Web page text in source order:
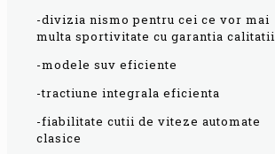
-divizia nismo pentru cei ce vor mai
multa sportivitate cu garantia calitatii
-modele suv eficiente
-tractiune integrala eficienta
-fiabilitate cutii de viteze automate
clasice